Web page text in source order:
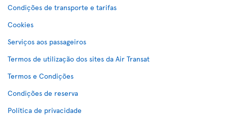
Condições de transporte e tarifas
Cookies
Serviços aos passageiros
Termos de utilização dos sites da Air Transat
Termos e Condições
Condições de reserva
Política de privacidade